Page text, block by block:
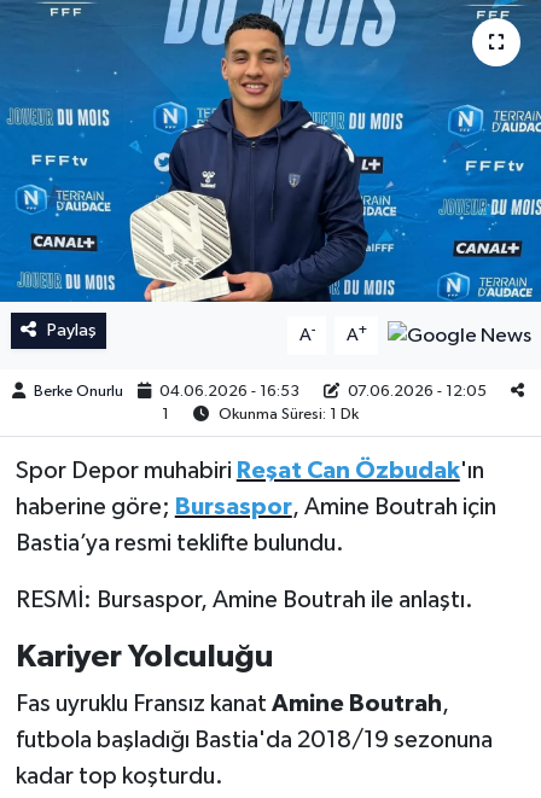
Paylaş A- A+
Berke Onurlu 04.06.2026 - 16:53
07.06.2026 - 12:05
1
Okunma Süresi: 1 Dk
Spor Depor muhabiri Reşat Can Özbudak'ın
haberine göre; Bursaspor, Amine Boutrah için
Bastia’ya resmi teklifte bulundu.
RESMİ: Bursaspor, Amine Boutrah ile anlaştı.
Kariyer Yolculuğu
Fas uyruklu Fransız kanat Amine Boutrah,
futbola başladığı Bastia'da 2018/19 sezonuna
kadar top koşturdu.
İngiltere Premier Lig
Almanya Bundesliga
La Liga
Serie A
İngiltere Premier Lig
La Liga
Almanya Bundesliga
Serie A
Fransa Ligue 1
Eredevise
Portekiz Ligi
TFF 1.Lig
Diğer Futbol Ligleri
Türkiye Basketbol Ligi
Kadınlar Basketbol Ligi
Diğer Basketbol Ligleri
Formula 1